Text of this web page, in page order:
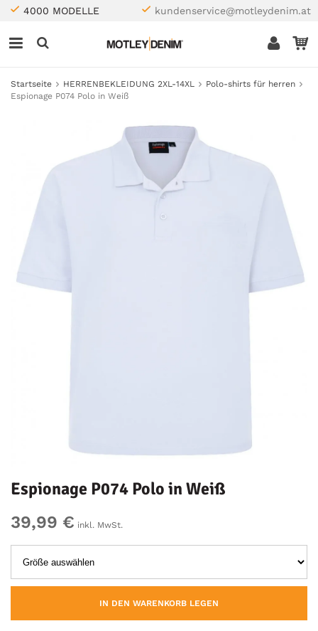
4000 MODELLE kundenservice@motleydenim.at
Startseite HERRENBEKLEIDUNG 2XL-14XL
Polo-shirts für herren
Espionage P074 Polo in Weiß
Espionage P074 Polo in Weiß
39,99 € inkl. MwSt.
IN DEN WARENKORB LEGEN